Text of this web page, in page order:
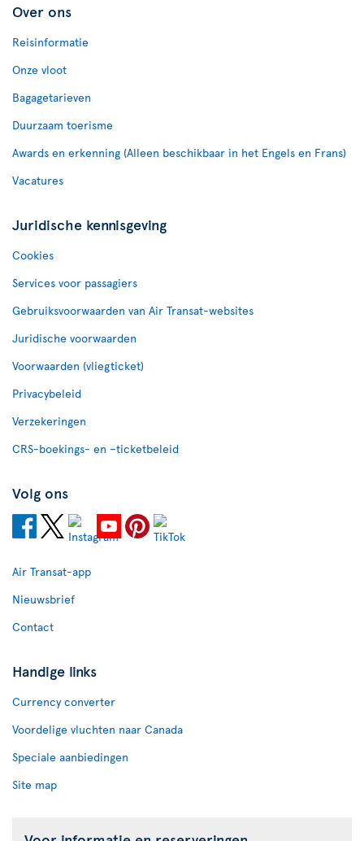
Over ons
Reisinformatie
Onze vloot
Bagagetarieven
Duurzaam toerisme
Awards en erkenning (Alleen beschikbaar in het Engels en Frans)
Vacatures
Juridische kennisgeving
Cookies
Services voor passagiers
Gebruiksvoorwaarden van Air Transat-websites
Juridische voorwaarden
Voorwaarden (vliegticket)
Privacybeleid
Verzekeringen
CRS-boekings- en –ticketbeleid
Volg ons
Air Transat-app
Nieuwsbrief
Contact
Handige links
Currency converter
Voordelige vluchten naar Canada
Speciale aanbiedingen
Site map